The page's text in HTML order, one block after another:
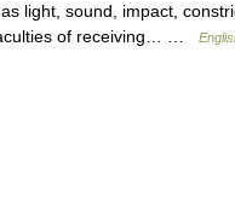
light, sound, impact,
of receiving… …